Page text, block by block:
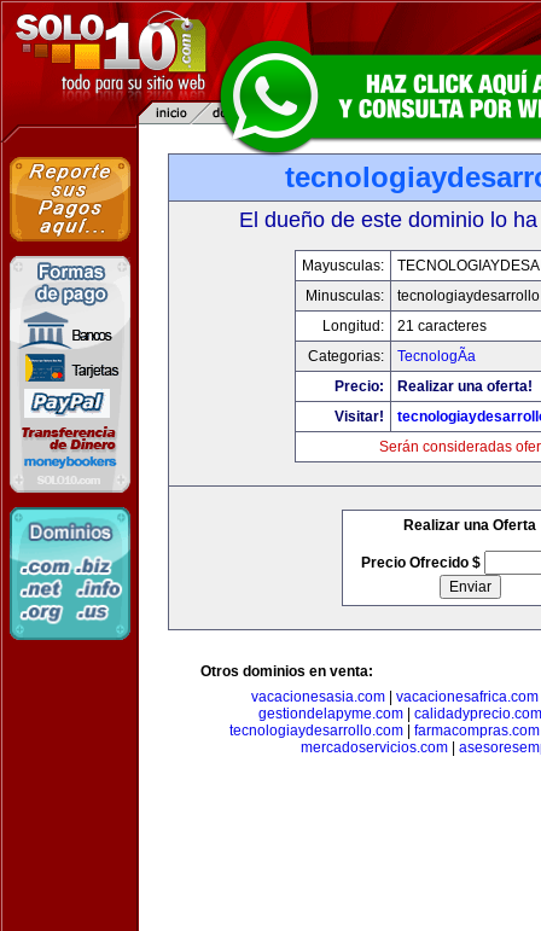
El dueño de este dominio lo
Mayusculas:
Minusculas:
Longitud:
21 caracteres
Categorias:
TecnologÃ­a
Precio:
Realizar una oferta!
Visitar!
Serán consideradas
Realizar una Oferta
Precio Ofrecido $
Otros dominios en venta:
vacacionesasia.com
vacacionesafrica.com
gestiondelapyme.com
calidadyprecio.com
tecnologiaydesarrollo.com
farmacompras.com
mercadoservicios.com|